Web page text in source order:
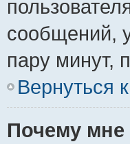
сообщений,
пару минут,
Вернуться
Почему мне